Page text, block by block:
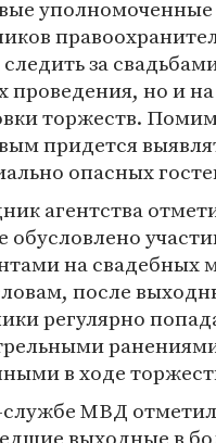
за
проведения, но и
торжеств.
придется
опасных
агентства
обусловлено
на свадебных
после
регулярно
в ходе
МВД